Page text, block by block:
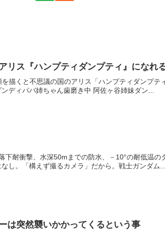
リス『ハンプティダンプティ』になれ
描くと不思議の国のアリス「ハンプティダンプ
ディパパ姉ちゃん歯磨き中 阿佐ヶ谷姉妹ダン...
下耐衝撃、水深50mまでの防水、－10°の耐低温
し。「構えず撮るカメラ」だから。戦士ガンダム
は突然襲いかかってくるという事